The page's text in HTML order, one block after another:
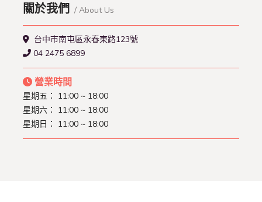
關於我們 / About Us
台中市南屯區永春東路123號
04 2475 6899
營業時間
星期五： 11:00 ~ 18:00
星期六： 11:00 ~ 18:00
星期日： 11:00 ~ 18:00